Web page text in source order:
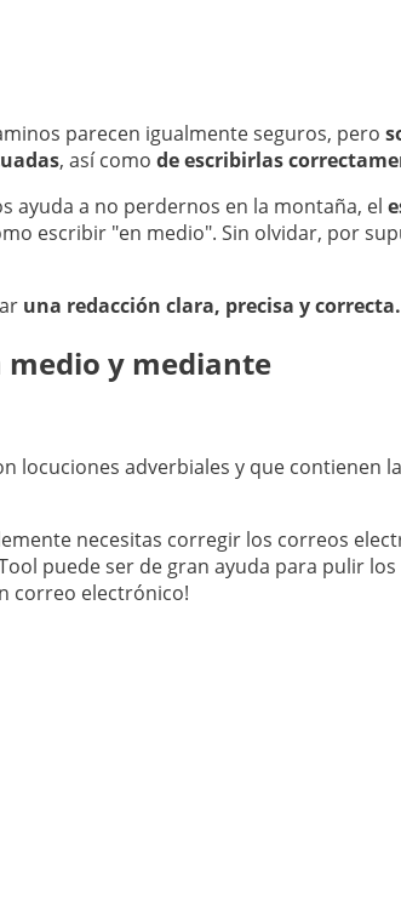
parecen igualmente seguros, pero
, así como de escribirlas
ayuda a no perdernos en la montaña, el
escribir "en medio". Sin olvidar, por
una redacción clara, precisa y correcta.
y mediante
locuciones adverbiales y que contienen
necesitas corregir los correos
puede ser de gran ayuda para pulir
correo electrónico!